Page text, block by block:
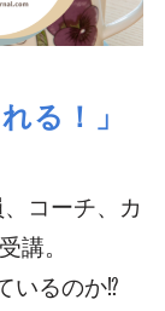
る！」
コーチ、カ
講。
いるのか⁉